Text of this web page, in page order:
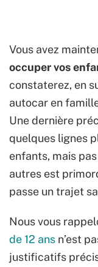
Vous avez
occuper vos
constaterez, en
autocar en
Une dernière
quelques lignes
enfants, mais
autres est
passe un trajet
Nous vous
de 12 ans n’est
justificatifs